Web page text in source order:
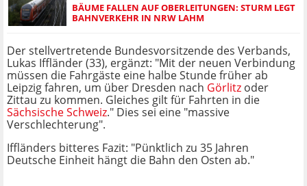
BÄUME FALLEN AUF OBERLEITUNGEN: STURM LEGT
BAHNVERKEHR IN NRW LAHM
Der stellvertretende Bundesvorsitzende des Verbands,
Lukas Iffländer (33), ergänzt: "Mit der neuen Verbindung
müssen die Fahrgäste eine halbe Stunde früher ab
Leipzig fahren, um über Dresden nach Görlitz oder
Zittau zu kommen. Gleiches gilt für Fahrten in die
Sächsische Schweiz." Dies sei eine "massive
Verschlechterung".
Iffländers bitteres Fazit: "Pünktlich zu 35 Jahren
Deutsche Einheit hängt die Bahn den Osten ab."